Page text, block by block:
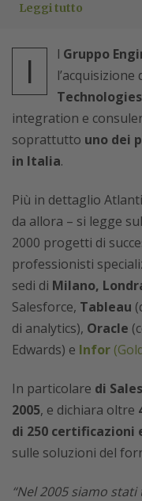
Leggi tutto
I l Gruppo
l’acquisizione
Technologies
integration e
soprattutto uno dei
in Italia.
Più in dettaglio
da allora – si legge
2000 progetti di
professionisti
sedi di Milano,
Salesforce, Tableau
di analytics), Oracle
Edwards) e Infor
In particolare di
2005, e dichiara oltre
di 250 certificazioni
sulle soluzioni del
“Nel 2005 siamo